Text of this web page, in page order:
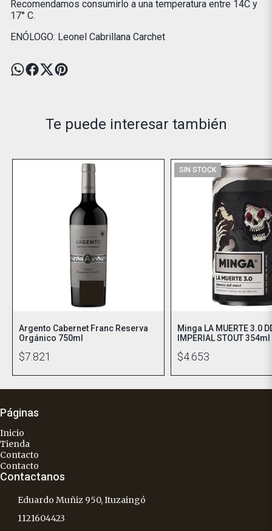
Recomendamos consumirlo a una temperatura entre 14C y
17° C.
ENÓLOGO: Leonel Cabrillana Carchet
Te puede interesar también
Argento Cabernet Franc Reserva
Orgánico 750ml
$7.821
SIN STOCK
Minga LA MUERTE 3.0
IMPERIAL STOUT 354ml
$4.653
Páginas
Inicio
Tienda
Contacto
Contacto
Contactanos
Eduardo Muñiz 950, Ituzaingó
1121604423